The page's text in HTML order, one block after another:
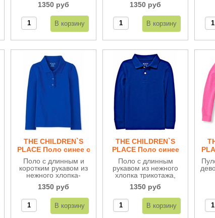
романтичная отделка
рюшами. Отличное
качество, остается, как
новое после
стирок. Идеально для
школы.
1350 руб
рюшами. Отличное
качество, остается, как
новое после
многочисленных
школы.
1350 руб
THE CHILDREN`S
PLACE Поло синее с
рюшами ДВ109
Поло с длинным и
коротким рукавом из
нежного хлопка-
романтичная отделка
рюшами. Отличное
качество, остается, как
новое после
1350 руб
THE CHILDREN`S
PLACE Поло синее
Поло с длинным
рукавом из нежного
хлопка трикотажа,
Идеальный вариант
замены тесных
рубашек, стильно и
удобно.
1350 руб